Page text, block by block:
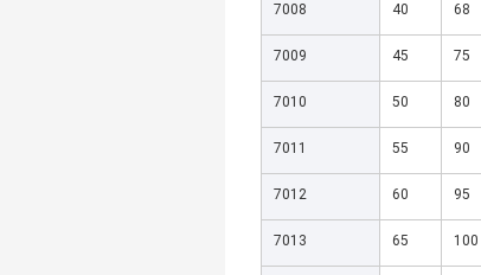
7008 40 68
7009 45 75
7010 50 80
7011 55 90
7012 60 95
7013 65 100